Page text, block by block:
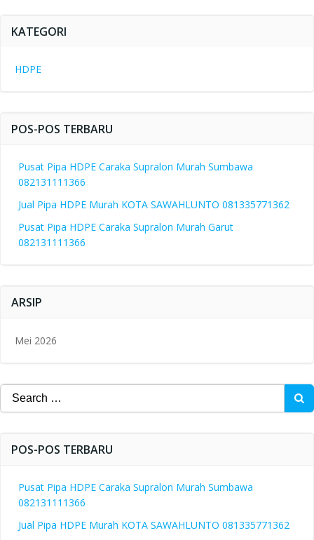
KATEGORI
HDPE
POS-POS TERBARU
Pusat Pipa HDPE Caraka Supralon Murah Sumbawa
082131111366
Jual Pipa HDPE Murah KOTA SAWAHLUNTO 081335771362
Pusat Pipa HDPE Caraka Supralon Murah Garut
082131111366
ARSIP
Mei 2026
Search
for:
POS-POS TERBARU
Pusat Pipa HDPE Caraka Supralon Murah Sumbawa
082131111366
Jual Pipa HDPE Murah KOTA SAWAHLUNTO 081335771362